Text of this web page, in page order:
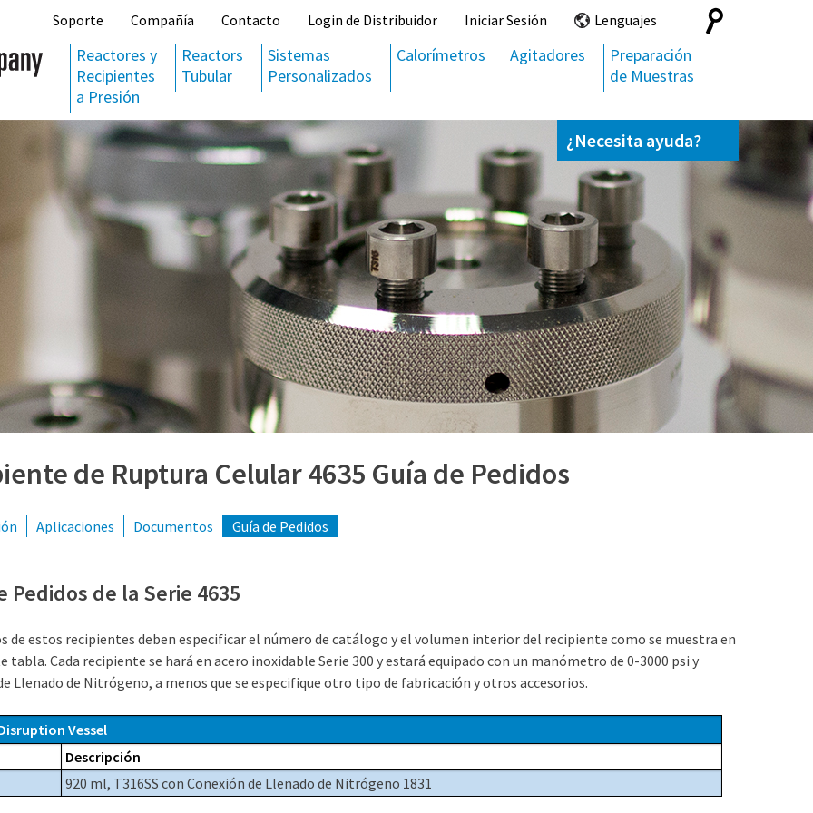
Soporte Compañía Contacto Login de Distribuidor Iniciar Sesión Lenguajes
Search
for:
Reactores y
Recipientes
a Presión
Reactors
Tubular
Sistemas
Personalizados
Calorímetros Agitadores
Preparación
de Muestras
¿Necesita ayuda?
Contáctenos
de Ruptura Celular 4635 Guía de Pedidos
Aplicaciones Documentos Guía de Pedidos
Pedidos de la Serie 4635
de estos recipientes deben especificar el número de catálogo y el volumen interior del recipiente como se muestra en
tabla. Cada recipiente se hará en acero inoxidable Serie 300 y estará equipado con un manómetro de 0-3000 psi y
Llenado de Nitrógeno, a menos que se especifique otro tipo de fabricación y otros accesorios.
Vessel
Descripción
920 ml, T316SS con Conexión de Llenado de Nitrógeno 1831